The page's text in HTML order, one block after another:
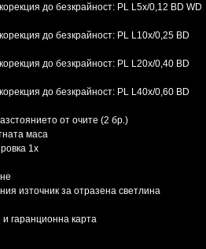
до безкрайност: PL L5x/0,12 BD WD
до безкрайност: PL L10x/0,25 BD
до безкрайност: PL L20x/0,40 BD
до безкрайност: PL L40x/0,60 BD
от очите (2 бр.)
маса
1x
източник за отразена светлина
гаранционна карта